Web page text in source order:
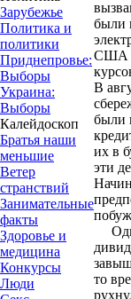
Зарубежье
Политика и
политики
Приднепровье:
Выборы
Украина:
Выборы
Калейдоскоп
Братья наши
меньшие
Ветер
странствий
Занимательные
факты
Здоровье и
медицина
Конкурсы
Люди
были
США
В
были
их в
эти
то